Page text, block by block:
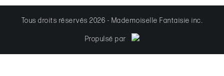
Tous droits réservés 2026 - Mademoiselle Fantaisie inc.
Propulsé par